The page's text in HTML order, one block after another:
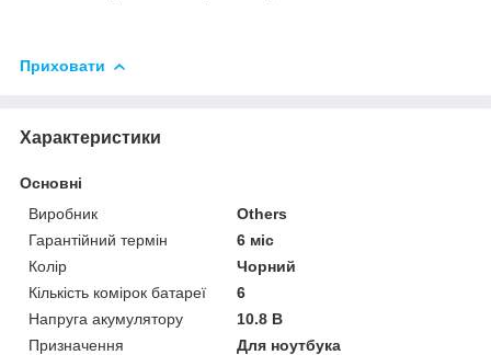
Приховати
Характеристики
Основні
Виробник
Others
Гарантійний термін
6 міс
Колір
Чорний
Кількість комірок батареї
6
Напруга акумулятору
10.8 В
Призначення
Для ноутбука